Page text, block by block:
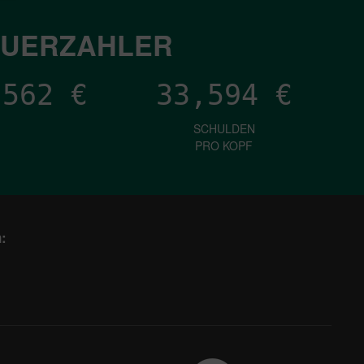
€ 33,594 €
SCHULDEN
PRO KOPF